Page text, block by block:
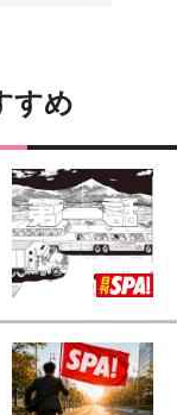
すめ